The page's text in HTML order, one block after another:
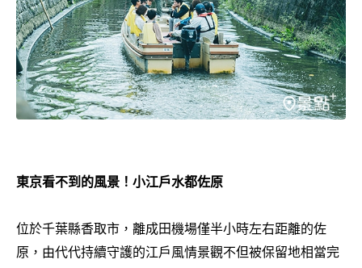
東京看不到的風景！小江戶水都佐原
位於千葉縣香取市，離成田機場僅半小時左右距離的佐
原，由代代持續守護的江戶風情景觀不但被保留地相當完